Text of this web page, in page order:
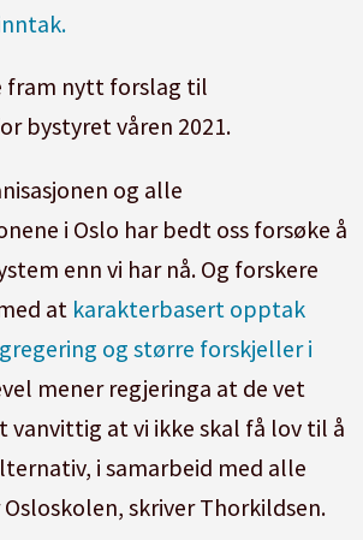
fram nytt forslag til
bystyret våren 2021.
og alle
i Oslo har bedt oss forsøke å
enn vi har nå. Og forskere
at karakterbasert opptak
og større forskjeller i
mener regjeringa at de vet
vanvittig at vi ikke skal få lov til å
i samarbeid med alle
skriver Thorkildsen.